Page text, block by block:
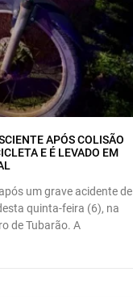
APÓS COLISÃO
E É LEVADO EM
um grave acidente de
quinta-feira (6), na
de Tubarão. A